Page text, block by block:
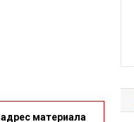
материала